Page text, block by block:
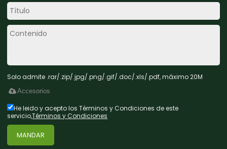
Solo admite .rar/.zip/.jpg/.png/.gif/.doc/.xls/.pdf, máximo 20M
Accesorios
He leido y acepto los Términos y Condiciones de este
servicio,Términos y Condiciones
MANDAR